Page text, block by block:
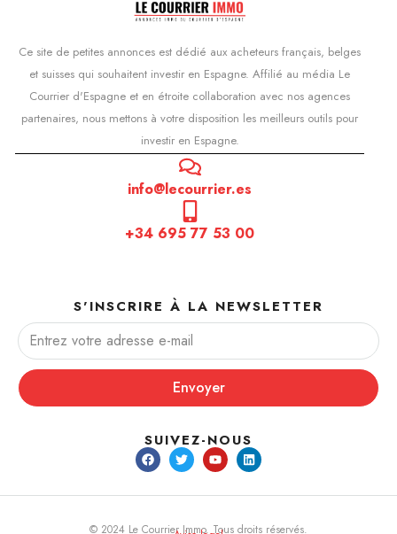
Ce site de petites annonces est dédié aux acheteurs français, belges
et suisses qui souhaitent investir en Espagne. Affilié au média Le
Courrier d'Espagne et en étroite collaboration avec nos agences
partenaires, nous mettons à votre disposition les meilleurs outils pour
investir en Espagne.
info@lecourrier.es
+34 695 77 53 00
S'INSCRIRE À LA NEWSLETTER
Envoyer
SUIVEZ-NOUS
© 2024 Le Courrier Immo. Tous droits réservés.